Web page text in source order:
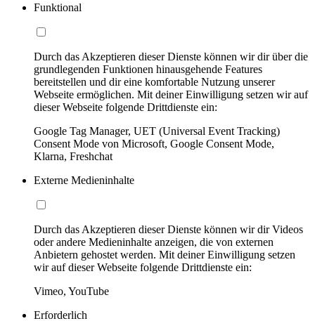
Funktional
Durch das Akzeptieren dieser Dienste können wir dir über die
grundlegenden Funktionen hinausgehende Features
bereitstellen und dir eine komfortable Nutzung unserer
Webseite ermöglichen. Mit deiner Einwilligung setzen wir auf
dieser Webseite folgende Drittdienste ein:
Google Tag Manager, UET (Universal Event Tracking)
Consent Mode von Microsoft, Google Consent Mode,
Klarna, Freshchat
Externe Medieninhalte
Durch das Akzeptieren dieser Dienste können wir dir Videos
oder andere Medieninhalte anzeigen, die von externen
Anbietern gehostet werden. Mit deiner Einwilligung setzen
wir auf dieser Webseite folgende Drittdienste ein:
Vimeo, YouTube
Erforderlich